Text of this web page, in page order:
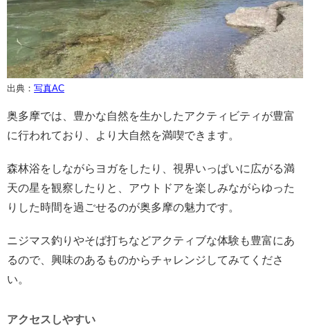
出典： 写真AC
奥多摩では、豊かな自然を生かしたアクティビティが豊富
に行われており、より大自然を満喫できます。
森林浴をしながらヨガをしたり、視界いっぱいに広がる満
天の星を観察したりと、アウトドアを楽しみながらゆった
りした時間を過ごせるのが奥多摩の魅力です。
ニジマス釣りやそば打ちなどアクティブな体験も豊富にあ
るので、興味のあるものからチャレンジしてみてくださ
い。
アクセスしやすい